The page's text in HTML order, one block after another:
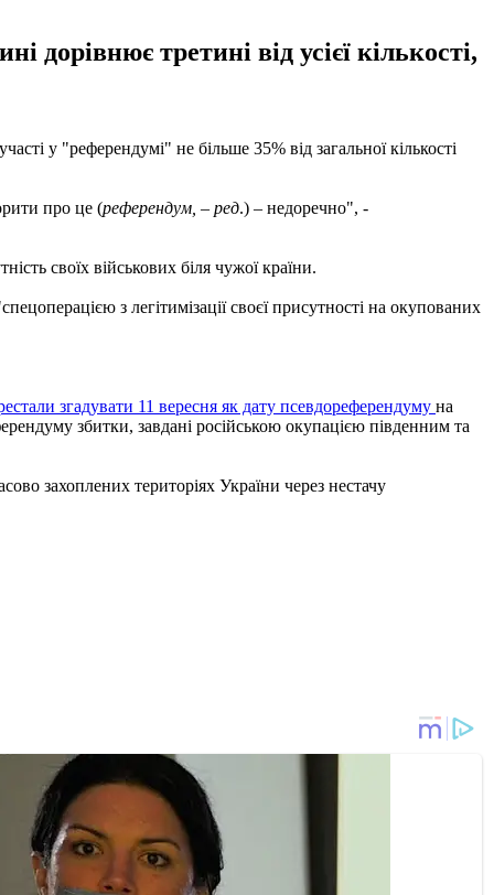
дорівнює третині від усієї кількості,
у "референдумі" не більше 35% від загальної кількості
про це (референдум, – ред.) – недоречно", -
своїх військових біля чужої країни.
з легітимізації своєї присутності на окупованих
згадувати 11 вересня як дату псевдореферендуму на
збитки, завдані російською окупацією південним та
захоплених територіях України через нестачу